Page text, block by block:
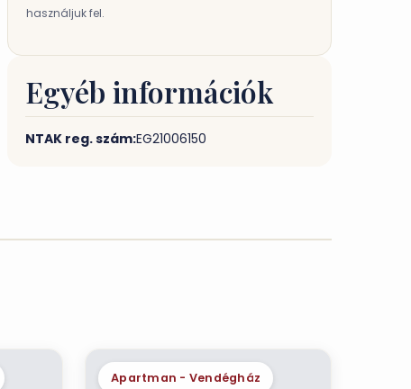
használjuk fel.
Egyéb információk
NTAK reg. szám:EG21006150
Apartman - Vendégház